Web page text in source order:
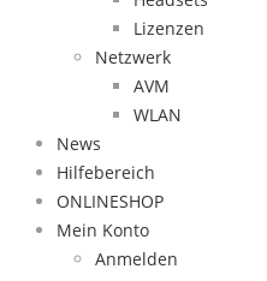
Lizenzen
Netzwerk
AVM
WLAN
News
Hilfebereich
ONLINESHOP
Mein Konto
Anmelden